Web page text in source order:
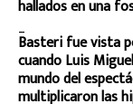
hallados en una
Basteri fue vista
cuando Luis
mundo del
multiplicaron las